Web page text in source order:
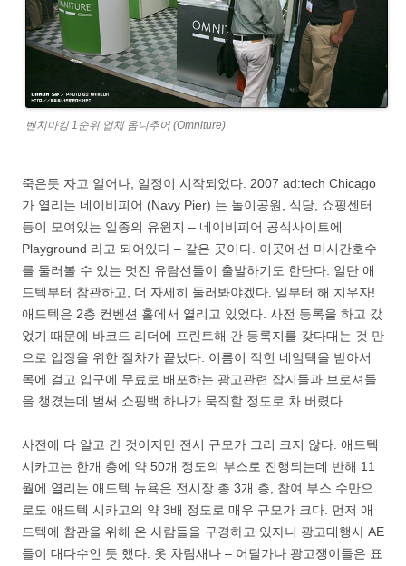
벤치마킹 1순위 업체 옴니추어 (Omniture)
죽은듯 자고 일어나, 일정이 시작되었다. 2007 ad:tech Chicago
가 열리는 네이비피어 (Navy Pier) 는 놀이공원, 식당, 쇼핑센터
등이 모여있는 일종의 유원지 – 네이비피어 공식사이트에
Playground 라고 되어있다 – 같은 곳이다. 이곳에선 미시간호수
를 둘러볼 수 있는 멋진 유람선들이 출발하기도 한단다. 일단 애
드텍부터 참관하고, 더 자세히 둘러봐야겠다. 일부터 해 치우자!
애드텍은 2층 컨벤션 홀에서 열리고 있었다. 사전 등록을 하고 갔
었기 때문에 바코드 리더에 프린트해 간 등록지를 갖다대는 것 만
으로 입장을 위한 절차가 끝났다. 이름이 적힌 네임텍을 받아서
목에 걸고 입구에 무료로 배포하는 광고관련 잡지들과 브로셔들
을 챙겼는데 벌써 쇼핑백 하나가 묵직할 정도로 차 버렸다.
사전에 다 알고 간 것이지만 전시 규모가 그리 크지 않다. 애드텍
시카고는 한개 층에 약 50개 정도의 부스로 진행되는데 반해 11
월에 열리는 애드텍 뉴욕은 전시장 총 3개 층, 참여 부스 수만으
로도 애드텍 시카고의 약 3배 정도로 매우 규모가 크다. 먼저 애
드텍에 참관을 위해 온 사람들을 구경하고 있자니 광고대행사 AE
들이 대다수인 듯 했다. 옷 차림새나 – 어딜가나 광고쟁이들은 표